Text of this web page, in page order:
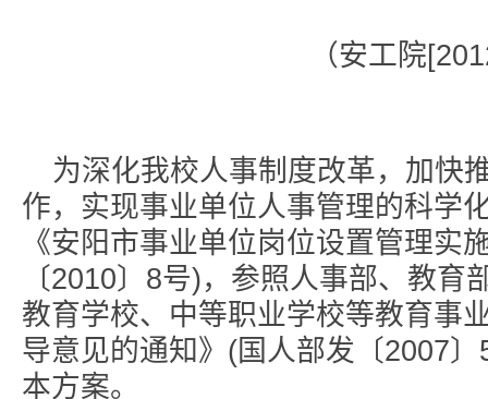
（安工院
为深化我校人事制度改革，加快
作，实现事业单位人事管理的科学
《安阳市事业单位岗位设置管理实
〔2010〕8号)，参照人事部、教
教育学校、中等职业学校等教育事
导意见的通知》(国人部发〔2007
本方案。